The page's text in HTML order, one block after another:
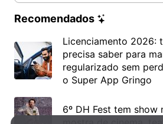
Recomendados
Licenciamento 2026:
precisa saber para
regularizado sem
o Super App Gringo
6º DH Fest tem show